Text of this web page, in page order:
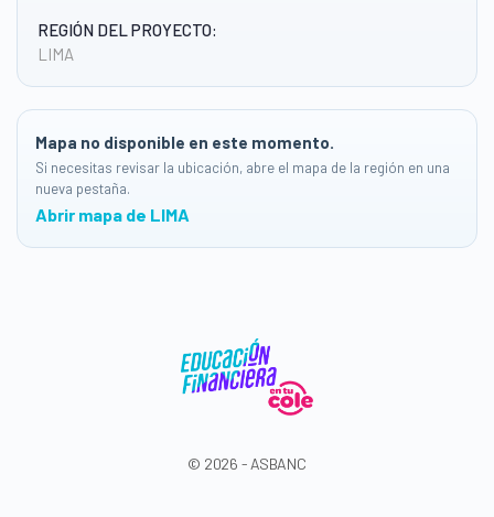
REGIÓN DEL PROYECTO:
LIMA
Mapa no disponible en este momento.
Si necesitas revisar la ubicación, abre el mapa de la región en una
nueva pestaña.
Abrir mapa de LIMA
© 2026 - ASBANC